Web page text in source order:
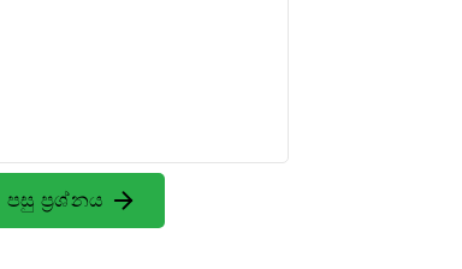
පසු ප්‍රශ්නය